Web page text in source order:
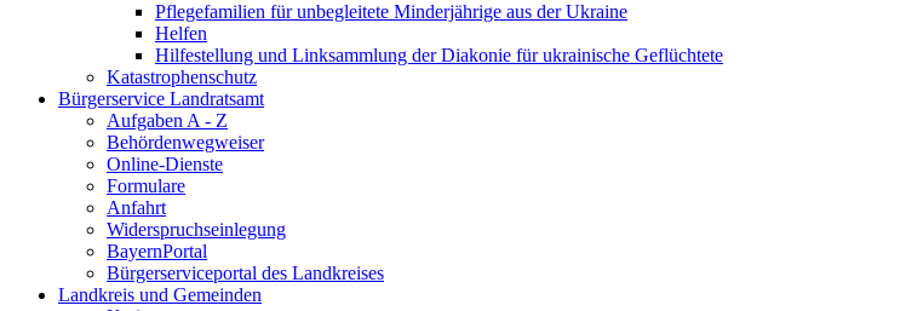
Pflegefamilien für unbegleitete Minderjährige aus der Ukraine
Helfen
Hilfestellung und Linksammlung der Diakonie für ukrainische Geflüchtete
Katastrophenschutz
Bürgerservice Landratsamt
Aufgaben A - Z
Behördenwegweiser
Online-Dienste
Formulare
Anfahrt
Widerspruchseinlegung
BayernPortal
Bürgerserviceportal des Landkreises
Landkreis und Gemeinden